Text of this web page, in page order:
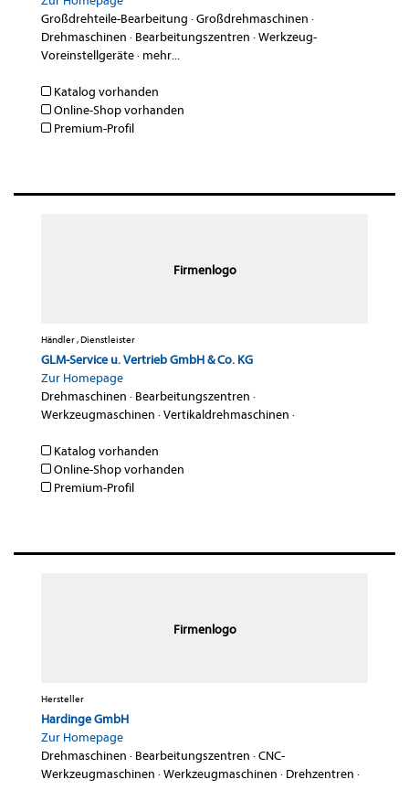
Großdrehteile-Bearbeitung ·Großdrehmaschinen ·
Drehmaschinen · Bearbeitungszentren ·Werkzeug-
Voreinstellgeräte· mehr...
Katalog vorhanden
Online-Shop vorhanden
Premium-Profil
Firmenlogo
Händler , Dienstleister
GLM-Service u. Vertrieb GmbH & Co. KG
Zur Homepage
Drehmaschinen · Bearbeitungszentren ·
Werkzeugmaschinen ·Vertikaldrehmaschinen ·
Katalog vorhanden
Online-Shop vorhanden
Premium-Profil
Firmenlogo
Hersteller
Hardinge GmbH
Zur Homepage
Drehmaschinen · Bearbeitungszentren ·CNC-
Werkzeugmaschinen ·Werkzeugmaschinen · Drehzentren ·